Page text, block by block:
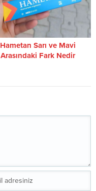
Hametan Sarı ve Mavi
Arasındaki Fark Nedir